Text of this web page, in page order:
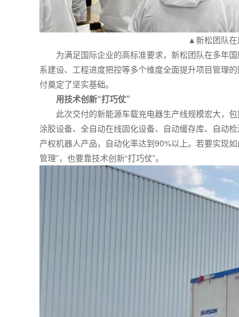
▲新松团队在
为满足国际企业的高标准要求，新松团队在多年
系建设、工程进度把控等多个维度全面提升项目管理
付奠定了坚实基础。
用技术创新“打巧仗”
此次交付的新能源车载充电器生产线规模宏大，
涂胶设备、全自动在线固化设备、自动缓存库、自动
产权机器人产品，自动化率达到90%以上。若要实现
管理”，也要靠技术创新“打巧仗”。